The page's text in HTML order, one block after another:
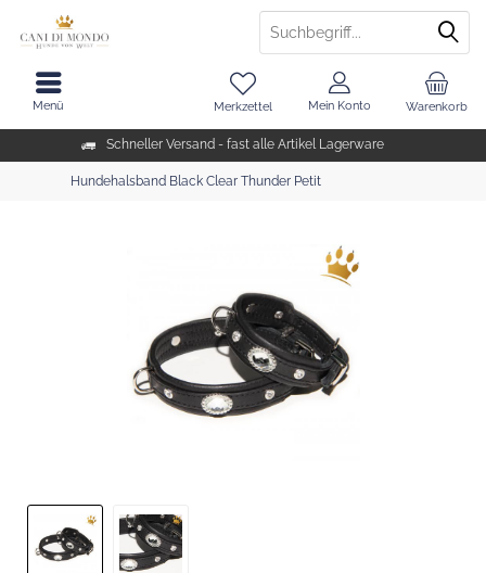
Schneller Versand - fast alle Artikel Lagerware
Warenkorb
Merkzettel Mein Konto
Menü
Hundehalsband Black Clear Thunder Petit